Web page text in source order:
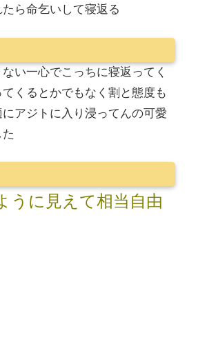
ら命乞いして寝返る
い一心でこっちに寝返ってく
くるとかでもなく割と態度も
アジトに入り浸ってんの可愛
うに見えて相当自由